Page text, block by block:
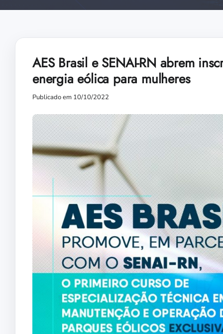
AES Brasil e SENAI-RN abrem
energia eólica para mulheres
Publicado em 10/10/2022